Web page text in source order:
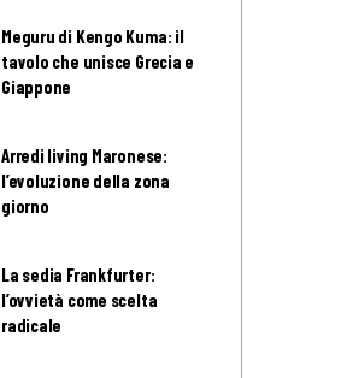
Meguru di Kengo Kuma: il
tavolo che unisce Grecia e
Giappone
Arredi living Maronese:
l’evoluzione della zona
giorno
La sedia Frankfurter:
l’ovvietà come scelta
radicale